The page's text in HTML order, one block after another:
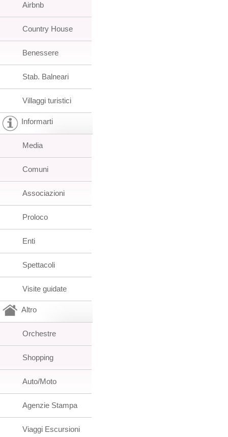
Airbnb
Country House
Benessere
Stab. Balneari
Villaggi turistici
Informarti
Media
Comuni
Associazioni
Proloco
Enti
Spettacoli
Visite guidate
Altro
Orchestre
Shopping
Auto/Moto
Agenzie Stampa
Viaggi Escursioni